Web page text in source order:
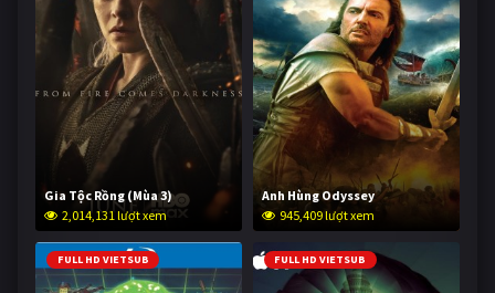
Gia Tộc Rồng (Mùa 3)
2,014,131 lượt xem
Anh Hùng Odyssey
945,409 lượt xem
FULL HD VIETSUB FULL HD VIETSUB